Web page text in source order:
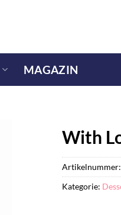
MAGAZIN
With
Artikelnummer:
Kategorie: